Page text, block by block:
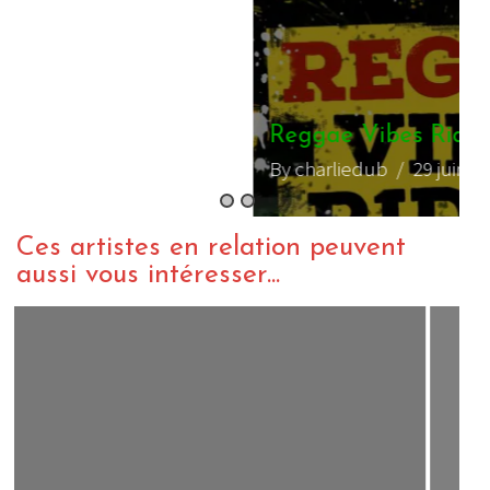
Reggae Vibes Riddim Medley
/ 29 juin 2016
Ces artistes en relation peuvent
aussi vous intéresser...